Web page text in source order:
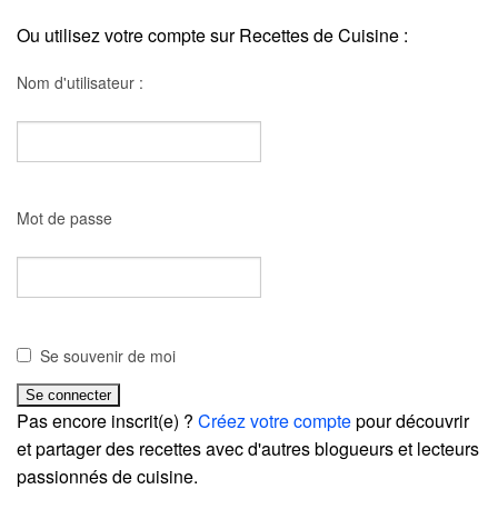
Ou utilisez votre compte sur Recettes de Cuisine :
Nom d'utilisateur :
Mot de passe
Se souvenir de moi
Pas encore inscrit(e) ? Créez votre comptepour découvrir
et partager des recettes avec d'autres blogueurs et lecteurs
passionnés de cuisine.